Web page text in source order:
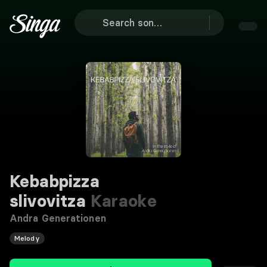
Kebabpizza
slivovitza Karaoke
Andra Generationen
Melody